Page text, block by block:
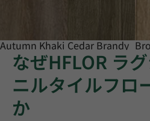
Autumn Khaki Cedar Brandy
なぜHFLOR ラ
ニルタイルフロ
か